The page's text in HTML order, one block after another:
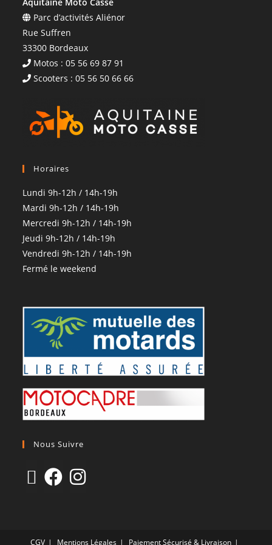
Parc d’activités Aliénor
Rue Suffren
33300 Bordeaux
Motos : 05 56 69 87 91
Scooters : 05 56 50 66 66
Horaires
Lundi 9h-12h / 14h-19h
Mardi 9h-12h / 14h-19h
Mercredi 9h-12h / 14h-19h
Jeudi 9h-12h / 14h-19h
Vendredi 9h-12h / 14h-19h
Fermé le weekend
Nous Suivre
CGV Mentions Légales Paiement Sécurisé & Livraison